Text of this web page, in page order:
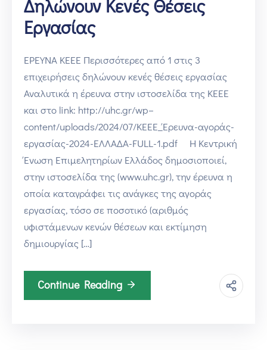
Δηλώνουν Κενές Θέσεις
Εργασίας
ΕΡΕΥΝΑ ΚΕΕΕ Περισσότερες από 1 στις 3
επιχειρήσεις δηλώνουν κενές θέσεις εργασίας
Αναλυτικά η έρευνα στην ιστοσελίδα της ΚΕΕΕ
και στο link: http://uhc.gr/wp–
content/uploads/2024/07/ΚΕΕΕ_Έρευνα-αγοράς-
εργασίας-2024-ΕΛΛΑΔΑ-FULL-1.pdf Η Κεντρική
Ένωση Επιμελητηρίων Ελλάδος δημοσιοποιεί,
στην ιστοσελίδα της (www.uhc.gr), την έρευνα η
οποία καταγράφει τις ανάγκες της αγοράς
εργασίας, τόσο σε ποσοτικό (αριθμός
υφιστάμενων κενών θέσεων και εκτίμηση
δημιουργίας […]
Continue Reading